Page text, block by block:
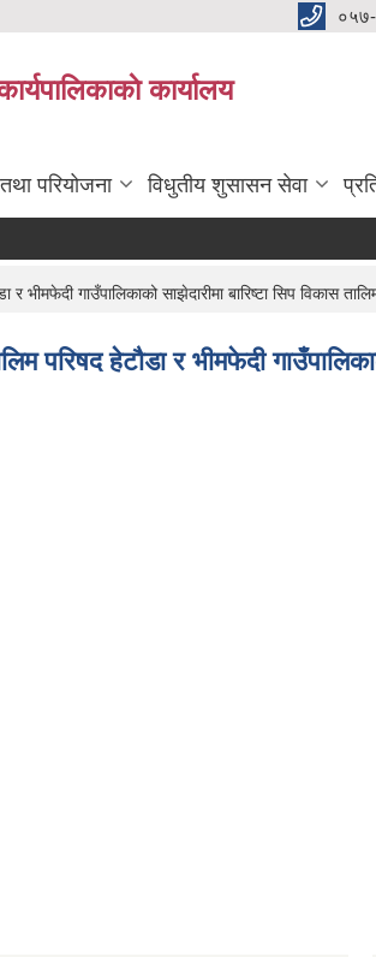
कार्यालय
परियोजना विधुतीय शुसासन सेवा
र भीमफेदी गाउँपालिकाको साझेदारीमा बारिष्टा सिप विकास
परिषद हेटौडा र भीमफेदी